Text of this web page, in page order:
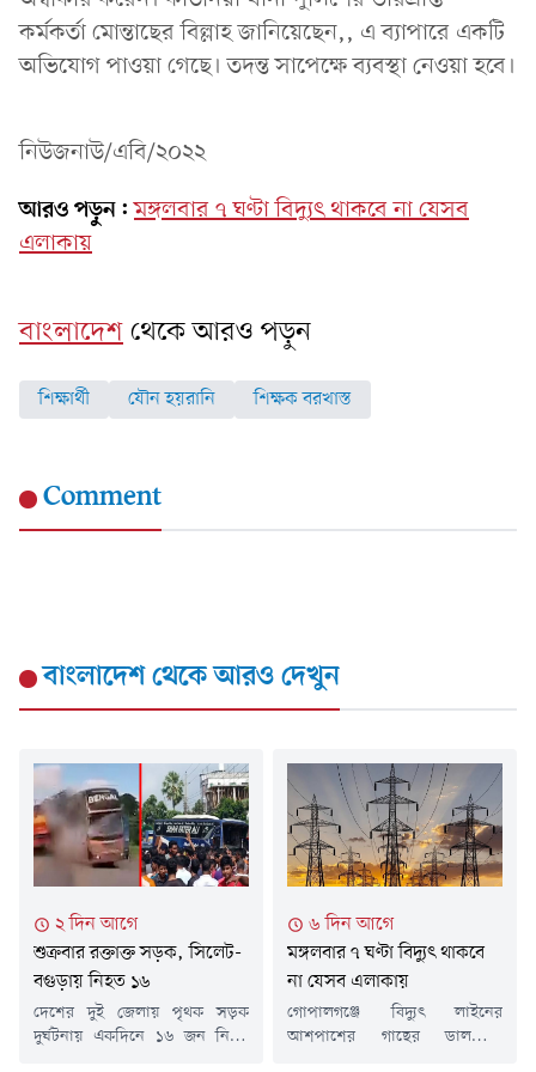
কর্মকর্তা মোন্তাছের বিল্লাহ জানিয়েছেন,, এ ব্যাপারে একটি
অভিযোগ পাওয়া গেছে। তদন্ত সাপেক্ষে ব্যবস্থা নেওয়া হবে।
নিউজনাউ/এবি/২০২২
আরও পড়ুন: মঙ্গলবার ৭ ঘণ্টা বিদ্যুৎ থাকবে না যেসব
এলাকায়
বাংলাদেশথেকে আরও পড়ুন
শিক্ষার্থী যৌন হয়রানি শিক্ষক বরখাস্ত
Comment
বাংলাদেশথেকে আরও দেখুন
২ দিন আগে
শুক্রবার রক্তাক্ত সড়ক, সিলেট-
বগুড়ায় নিহত ১৬
দেশের দুই জেলায় পৃথক সড়ক
দুর্ঘটনায় একদিনে ১৬ জন নিহত
৬ দিন আগে
মঙ্গলবার ৭ ঘণ্টা বিদ্যুৎ থাকবে
না যেসব এলাকায়
গোপালগঞ্জে বিদ্যুৎ লাইনের
আশপাশের গাছের ডালপালা